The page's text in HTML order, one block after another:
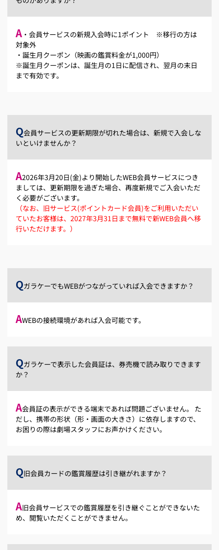
A ・会員サービスの新規入会時に1ポイント ※移行の方は
対象外
・誕生月クーポン（映画の鑑賞料金が1,000円）
※誕生月クーポンは、誕生月の1日に配信され、翌月の末日
まで有効です。
Q会員サービスの更新期限が切れた場合は、新規で入会しな
いといけませんか？
A2026年3月20日(金)より開始したWEB会員サービスにつき
ましては、更新期限を過ぎた場合、再度新規でご入会いただ
く必要がございます。
（なお、旧サービス(ポイントカード会員)をご利用いただい
ていたお客様は、2027年3月31日まで無料で新WEB会員へ移
行いただけます。）
QガラケーでもWEBがつながっていれば入会できますか？
AWEBの接続環境があれば入会可能です。
Qガラケーで表示した会員証は、券売機で読み取りできます
か？
A会員証の表示ができる端末であれば問題ございません。 た
だし、携帯の形状（形・画面の大きさ）に依存しますので、
お困りの際は劇場スタッフにお声かけください。
Q旧会員カードの鑑賞履歴は引き継がれますか？
A旧会員サービスでの鑑賞履歴を引き継ぐことができないた
め、閲覧いただくことができません。